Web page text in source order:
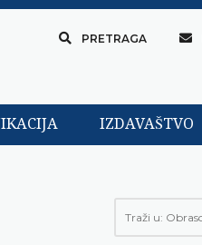
PRETRAGA
IZDAVAŠTVO